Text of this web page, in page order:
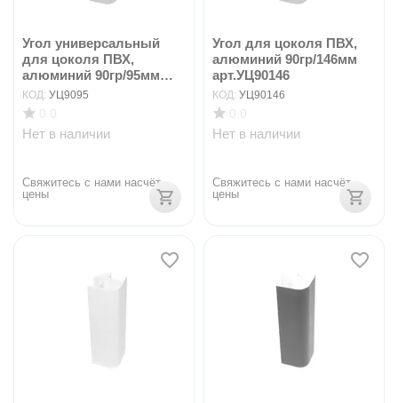
Угол универсальный
для цоколя ПВХ,
алюминий 90гр/95мм
арт...
КОД: УЦ9095
Нет в наличии
Свяжитесь с нами насчёт
цены
Угол для цоколя ПВХ,
алюминий 90гр/146мм
арт.УЦ90146
КОД: УЦ90146
Нет в наличии
Свяжитесь с нами насчёт
цены